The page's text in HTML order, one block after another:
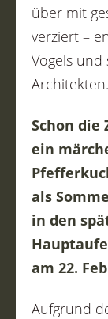
über mit
verziert –
Vogels und
Architekten.
Schon die
ein
als
in den
am 22.
Aufgrund